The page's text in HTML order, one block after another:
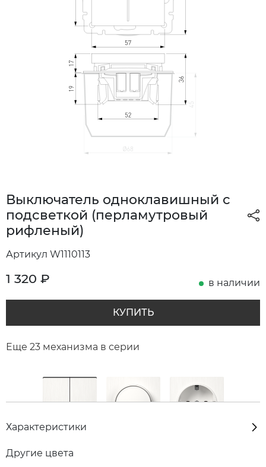
Выключатель одноклавишный с
подсветкой (перламутровый
рифленый)
Артикул W1110113
1 320 ₽ в наличии
КУПИТЬ
Еще 23 механизма в серии
Характеристики
Другие цвета